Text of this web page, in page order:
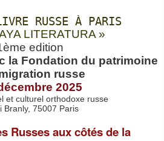
RUSSE À PARIS
LITERATURA »
edition
la Fondation du patrimoine
russe
2025
et culturel orthodoxe russe
Branly, 75007 Paris
Russes aux côtés de la